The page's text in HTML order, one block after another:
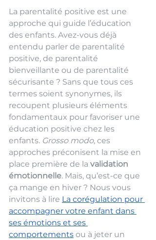
La parentalité positive est une
approche qui guide l’éducation
des enfants. Avez-vous déjà
entendu parler de parentalité
positive, de parentalité
bienveillante ou de parentalité
sécurisante ? Sans que tous ces
termes soient synonymes, ils
recoupent plusieurs éléments
fondamentaux pour favoriser une
éducation positive chez les
enfants. Grosso modo, ces
approches préconisent la mise en
place première de la validation
émotionnelle. Mais, qu’est-ce que
ça mange en hiver ? Nous vous
invitons à lire La corégulation pour
accompagner votre enfant dans
ses émotions et ses
comportements ou à jeter un